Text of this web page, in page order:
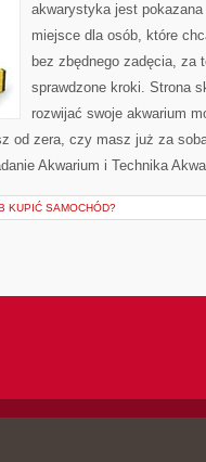
akwarystyka jest
miejsce dla osób, które
bez zbędnego zadęcia, za
sprawdzone kroki. Strona
rozwijać swoje akwarium
od zera, czy masz już za
Akwarium i Technika
KUPIĆ SAMOCHÓD?